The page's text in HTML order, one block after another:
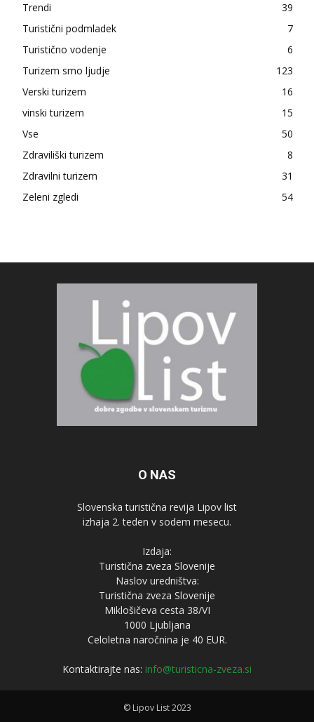
Trendi
39
Turistični podmladek
7
Turistično vodenje
6
Turizem smo ljudje
123
Verski turizem
16
vinski turizem
15
Vse
50
Zdraviliški turizem
8
Zdravilni turizem
31
Zeleni zgledi
54
O NAS
Slovenska turistična revija Lipov list
izhaja 2. teden v sodem mesecu.
Izdaja:
Turistična zveza Slovenije
Naslov uredništva:
Turistična zveza Slovenije
Miklošičeva cesta 38/VI
1000 Ljubljana
Celoletna naročnina je 40 EUR.
Kontaktirajte nas: info@turisticna-zveza.si
© Lipov List 2023